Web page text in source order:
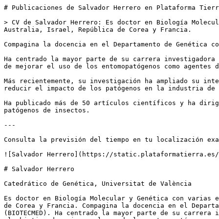
# Publicaciones de Salvador Herrero en Plataforma
> CV de Salvador Herrero: Es doctor en Biología
Australia, Israel, República de Corea y Francia.
Compagina la docencia en el Departamento de
Ha centrado la mayor parte de su carrera
de mejorar el uso de los entomopatógenos como
Más recientemente, su investigación ha ampliado su
reducir el impacto de los patógenos en la industria
Ha publicado más de 50 artículos científicos y ha
patógenos de insectos.
---
Consulta la previsión del tiempo en tu localización
![Salvador Herrero](https://static.plataformatierra.es/
# Salvador Herrero
Catedrático de Genética, Universitat de València
Es doctor en Biología Molecular y Genética con
de Corea y Francia. Compagina la docencia en el
(BIOTECMED). Ha centrado la mayor parte de su